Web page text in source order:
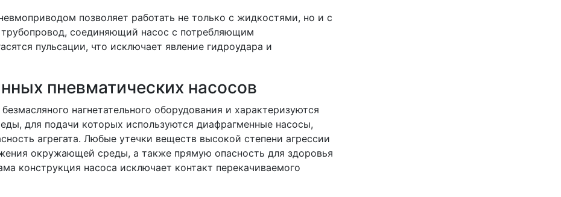
позволяет работать не только с жидкостями, но и с
соединяющий насос с потребляющим
пульсации, что исключает явление гидроудара и
пневматических насосов
нагнетательного оборудования и характеризуются
для подачи которых используются диафрагменные насосы,
агрегата. Любые утечки веществ высокой степени агрессии
окружающей среды, а также прямую опасность для здоровья
конструкция насоса исключает контакт перекачиваемого